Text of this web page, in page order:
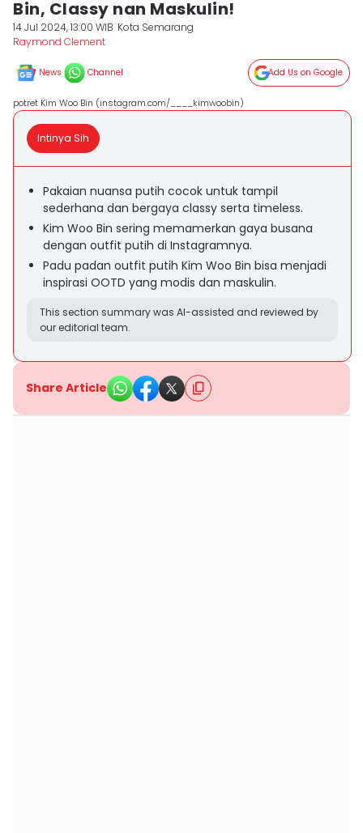
Bin, Classy nan Maskulin!
14 Jul 2024, 13:00 WIB Kota Semarang
Raymond Clement
News Channel Add Us on Google
potret Kim Woo Bin (instagram.com/____kimwoobin)
Intinya Sih
Pakaian nuansa putih cocok untuk tampil
sederhana dan bergaya classy serta timeless.
Kim Woo Bin sering memamerkan gaya busana
dengan outfit putih di Instagramnya.
Padu padan outfit putih Kim Woo Bin bisa menjadi
inspirasi OOTD yang modis dan maskulin.
This section summary was AI-assisted and reviewed by
our editorial team.
Share Article